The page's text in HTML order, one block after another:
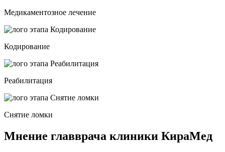
Медикаментозное лечение
Кодирование
Реабилитация
Снятие ломки
Мнение главврача клиники КираМед